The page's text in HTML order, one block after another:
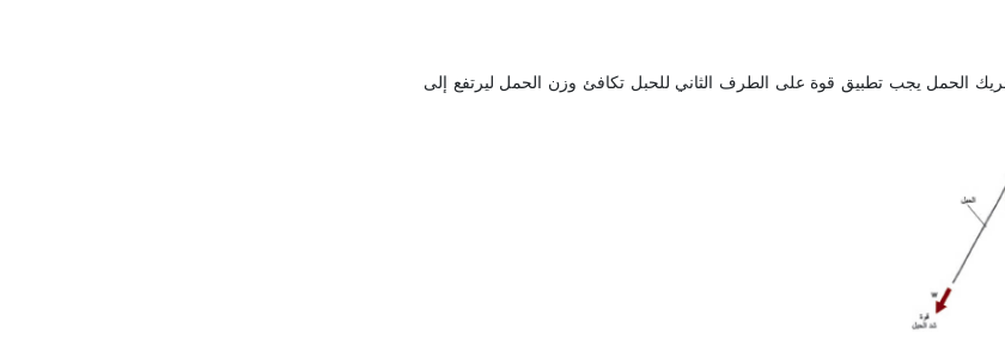
محوراً ثابتاً لا يتحرك (الشكل 7)؛ ولتحريك الحمل يجب تطبيق قوة على الطرف الثاني للحبل تكافئ وزن الحمل ليرتفع إلى